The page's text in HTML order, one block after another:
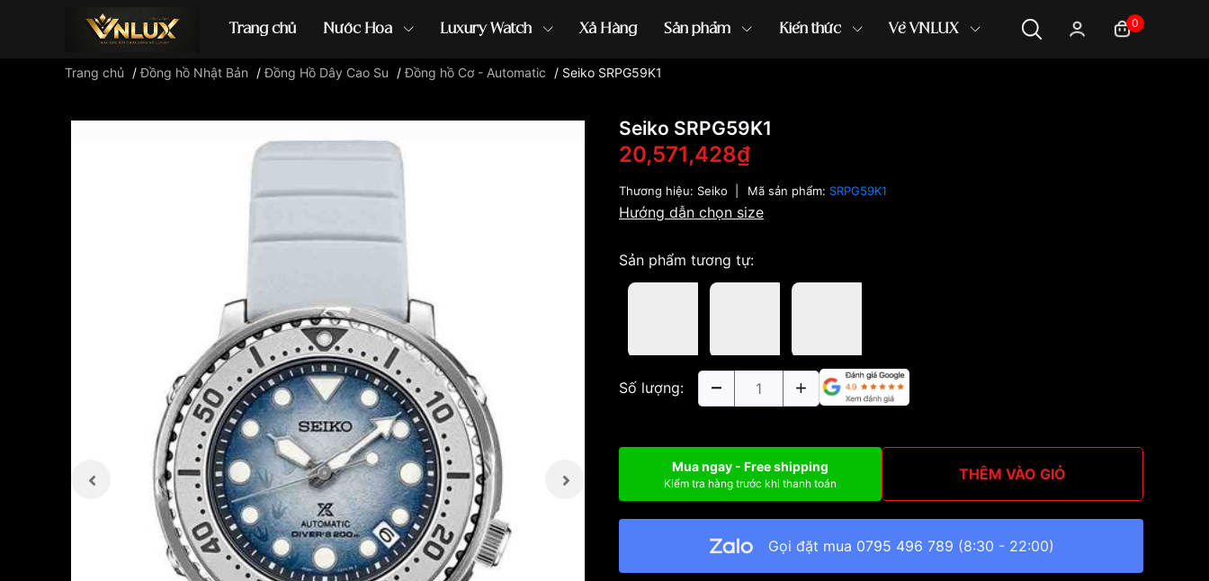
Trang chủ Nước Hoa Luxury Watch Xả Hàng Sản phẩm Kiến thức Về VNLUX 0
Đồng hồ casio đồng hồ G-Shock đồng hồ Orient ...
Trang chủ /Đồng hồ Nhật Bản /Đồng Hồ Dây Cao Su /Đồng hồ Cơ - Automatic / Seiko SRPG59K1
Seiko SRPG59K1
20,571,428₫
Thương hiệu: Seiko Mã sản phẩm: SRPG59K1
Hướng dẫn chọn size
Sản phẩm tương tự:
Số lượng:
Mua ngay - Free shipping
Kiểm tra hàng trước khi thanh toán THÊM VÀO GIỎ
Gọi đặt mua 0795 496 789 (8:30 - 22:00)